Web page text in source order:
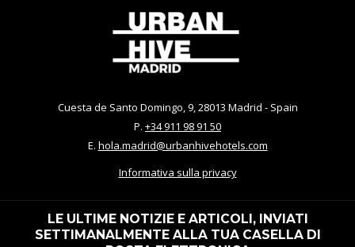
Cuesta de Santo Domingo, 9, 28013 Madrid - Spain
P. +34 911 98 91 50
E. hola.madrid@urbanhivehotels.com
Informativa sulla privacy
LE ULTIME NOTIZIE E ARTICOLI, INVIATI
SETTIMANALMENTE ALLA TUA CASELLA DI